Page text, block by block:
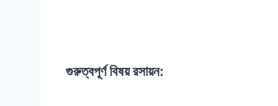
গুরুত্বপূর্ণ বিষয় রসায়ন: